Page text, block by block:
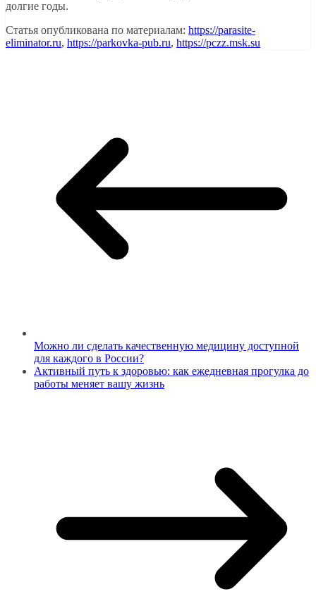
долгие годы.
Статья опубликована по материалам: https://parasite-
eliminator.ru, https://parkovka-pub.ru, https://pczz.msk.su
Можно ли сделать качественную медицину доступной
для каждого в России?
Активный путь к здоровью: как ежедневная прогулка до
работы меняет вашу жизнь